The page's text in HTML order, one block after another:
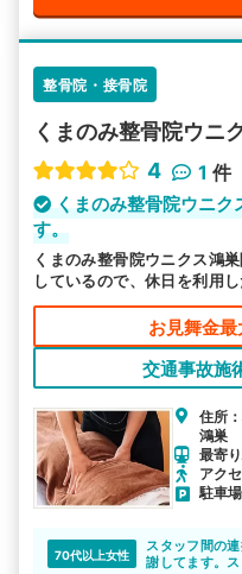
整骨院・接骨院
くまのみ整骨院ウニ
4
1 件
くまのみ整骨院ウニク
す。
くまのみ整骨院ウニクス鴻
しているので、休日を利用し
お見舞金最
交通事故施
住所
鴻巣
最寄
アク
駐車
70代以上女性
スタッフ間の
謝してます。